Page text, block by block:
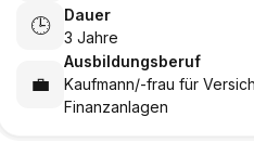
🕒
Dauer
3 Jahre
💼
Ausbildungsberuf
Kaufmann/-frau für
Finanzanlagen